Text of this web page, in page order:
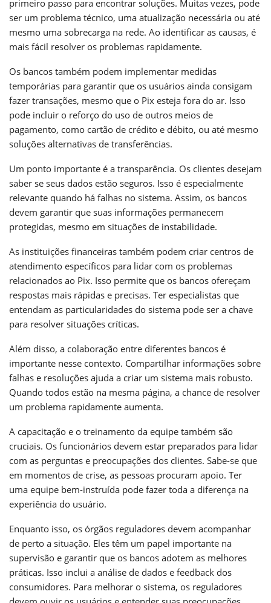
primeiro passo para encontrar soluções. Muitas vezes, pode
ser um problema técnico, uma atualização necessária ou até
mesmo uma sobrecarga na rede. Ao identificar as causas, é
mais fácil resolver os problemas rapidamente.
Os bancos também podem implementar medidas
temporárias para garantir que os usuários ainda consigam
fazer transações, mesmo que o Pix esteja fora do ar. Isso
pode incluir o reforço do uso de outros meios de
pagamento, como cartão de crédito e débito, ou até mesmo
soluções alternativas de transferências.
Um ponto importante é a transparência. Os clientes desejam
saber se seus dados estão seguros. Isso é especialmente
relevante quando há falhas no sistema. Assim, os bancos
devem garantir que suas informações permanecem
protegidas, mesmo em situações de instabilidade.
As instituições financeiras também podem criar centros de
atendimento específicos para lidar com os problemas
relacionados ao Pix. Isso permite que os bancos ofereçam
respostas mais rápidas e precisas. Ter especialistas que
entendam as particularidades do sistema pode ser a chave
para resolver situações críticas.
Além disso, a colaboração entre diferentes bancos é
importante nesse contexto. Compartilhar informações sobre
falhas e resoluções ajuda a criar um sistema mais robusto.
Quando todos estão na mesma página, a chance de resolver
um problema rapidamente aumenta.
A capacitação e o treinamento da equipe também são
cruciais. Os funcionários devem estar preparados para lidar
com as perguntas e preocupações dos clientes. Sabe-se que
em momentos de crise, as pessoas procuram apoio. Ter
uma equipe bem-instruída pode fazer toda a diferença na
experiência do usuário.
Enquanto isso, os órgãos reguladores devem acompanhar
de perto a situação. Eles têm um papel importante na
supervisão e garantir que os bancos adotem as melhores
práticas. Isso inclui a análise de dados e feedback dos
consumidores. Para melhorar o sistema, os reguladores